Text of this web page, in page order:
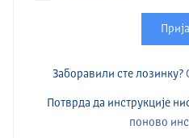
Заборавили сте лозинку?
Потврда да инструкције
поново